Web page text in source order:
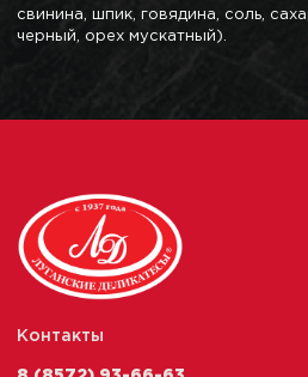
свинина, шпик, говядина, соль,
черный, орех мускатный).
Контакты